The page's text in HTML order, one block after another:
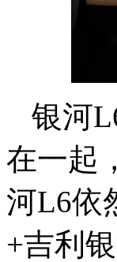
银河
在一起
河L6依
+吉利